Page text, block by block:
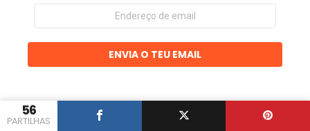
56
PARTILHAS
Endereço
email
ENVIA O TEU EMAIL